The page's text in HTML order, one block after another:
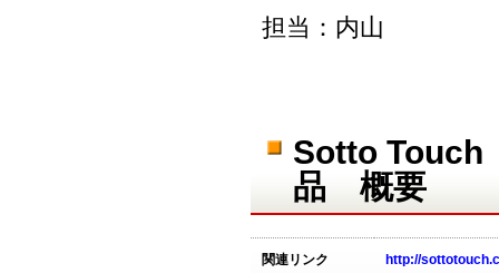
担当：内山
Sotto Touch
品 概要
関連リンク http://